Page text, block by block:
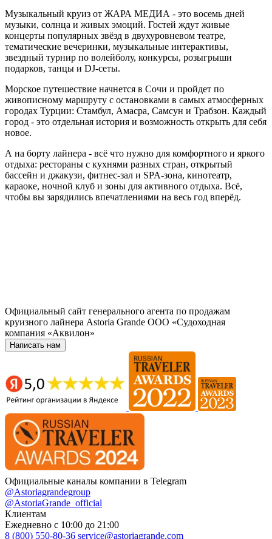
Музыкальный круиз от ЖАРА МЕДИА - это восемь дней
музыки, солнца и живых эмоций. Гостей ждут живые
концерты популярных звёзд в двухуровневом театре,
тематические вечеринки, музыкальные интерактивы,
звездный турнир по волейболу, конкурсы, розыгрыши
подарков, танцы и DJ-сеты.
Морское путешествие начнется в Сочи и пройдет по
живописному маршруту с остановками в самых атмосферных
городах Турции: Стамбул, Амасра, Самсун и Трабзон. Каждый
город - это отдельная история и возможность открыть для себя
новое.
А на борту лайнера - всё что нужно для комфортного и яркого
отдыха: рестораны с кухнями разных стран, открытый
бассейн и джакузи, фитнес-зал и SPA-зона, кинотеатр,
караоке, ночной клуб и зоны для активного отдыха. Всё,
чтобы вы зарядились впечатлениями на весь год вперёд.
Официальный сайт генерального агента по продажам
круизного лайнера Astoria Grande ООО «Судоходная
компания «Аквилон»
Написать нам
Официальные каналы компании в Telegram
@Astoriagrandegroup
@AstoriaGrande_official
Клиентам
Ежедневно с 10:00 до 21:00
8 (800) 550-80-36 service@astoriagrande.com